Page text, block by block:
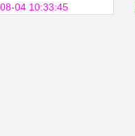
质烹饪锅具的选
04 10:33:45